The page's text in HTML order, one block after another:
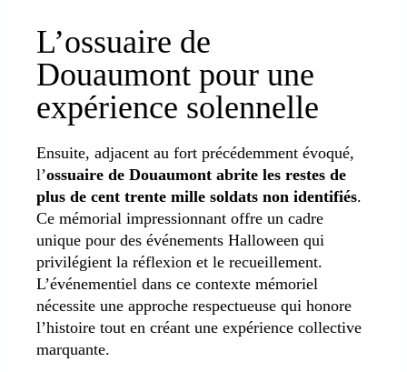
L’ossuaire de
Douaumont pour une
expérience solennelle
Ensuite, adjacent au fort précédemment évoqué,
l’ossuaire de Douaumont abrite les restes de
plus de cent trente mille soldats non identifiés.
Ce mémorial impressionnant offre un cadre
unique pour des événements Halloween qui
privilégient la réflexion et le recueillement.
L’événementiel dans ce contexte mémoriel
nécessite une approche respectueuse qui honore
l’histoire tout en créant une expérience collective
marquante.